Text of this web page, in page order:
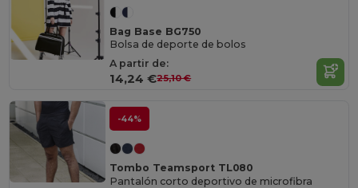
Bag Base BG750
Bolsa de deporte de bolos
A partir de:
14,24 €25,10 €
-44%
Tombo Teamsport TL080
Pantalón corto deportivo de microfibra